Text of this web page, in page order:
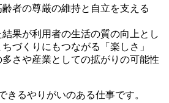
者の尊厳の維持と自立を支える
果が利用者の生活の質の向上とし
づくりにもつながる「楽しさ」
さや産業としての拡がりの可能性
きるやりがいのある仕事です。